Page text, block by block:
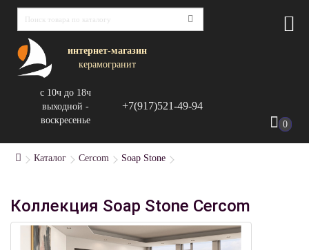
интернет-магазин
керамогранит
с 10ч до 18ч
выходной -
воскресенье
+7(917)521-49-94
0
Каталог Cercom Soap Stone
Коллекция Soap Stone Cercom